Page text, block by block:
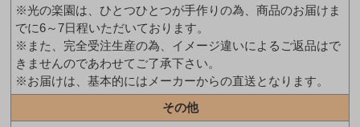
※光の楽園は、ひとつひとつが手作りの為、商品のお届けま
でに6～7日程いただいております。
※また、完全受注生産の為、イメージ違いによるご返品はで
きませんのであわせてご了承下さい。
※お届けは、基本的にはメーカーからの直送となります。
その他